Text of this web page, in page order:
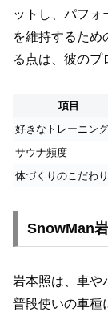
ットし、パフォ
を維持するため
る点は、彼のプ
項目
好きなトレーニング
サウナ頻度
体づくりのこだわり
SnowMan
岩本照は、車や
普段使いの車種